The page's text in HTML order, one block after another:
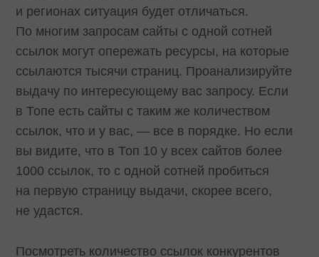
и регионах ситуация будет отличаться.
По многим запросам сайты с одной сотней
ссылок могут опережать ресурсы, на которые
ссылаются тысячи страниц. Проанализируйте
выдачу по интересующему вас запросу. Если
в Топе есть сайты с таким же количеством
ссылок, что и у вас, — все в порядке. Но если
вы видите, что в Топ 10 у всех сайтов более
1000 ссылок, то с одной сотней пробиться
на первую страницу выдачи, скорее всего,
не удастся.
Посмотреть количество ссылок конкурентов